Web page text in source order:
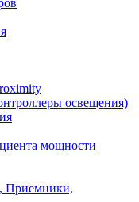
освещения)
мощности
Приемники,